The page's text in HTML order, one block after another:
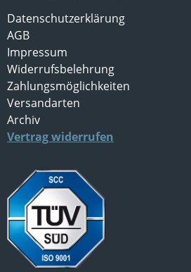
Datenschutzerklärung
AGB
Impressum
Widerrufsbelehrung
Zahlungsmöglichkeiten
Versandarten
Archiv
Vertrag widerrufen